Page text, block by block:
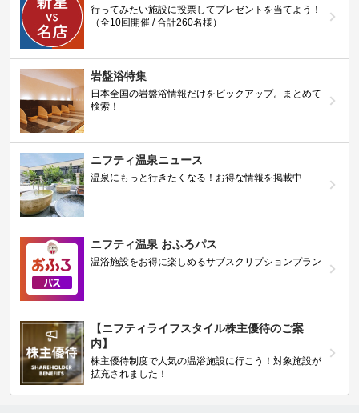
行ってみたい施設に投票してプレゼントを当てよう！
（全10回開催 / 合計260名様）
岩盤浴特集
日本全国の岩盤浴情報だけをピックアップ。まとめて
検索！
ニフティ温泉ニュース
温泉にもっと行きたくなる！お得な情報を掲載中
ニフティ温泉 おふろパス
温浴施設をお得に楽しめるサブスクリプションプラン
【ニフティライフスタイル株主優待のご案
内】
株主優待制度で人気の温浴施設に行こう！対象施設が
拡充されました！